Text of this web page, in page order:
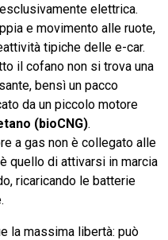
elettrica.
e movimento alle ruote,
tipiche delle e-car.
il cofano non si trova una
bensì un pacco
da un piccolo motore
(bioCNG).
a gas non è collegato alle
quello di attivarsi in marcia
ricaricando le batterie
la massima libertà: può